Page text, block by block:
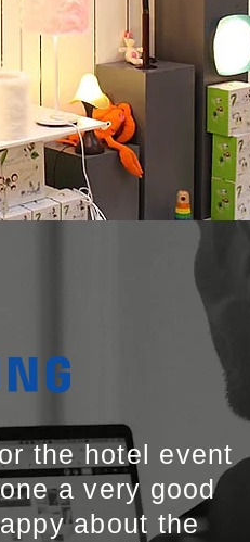
the hotel event
a very good
about the